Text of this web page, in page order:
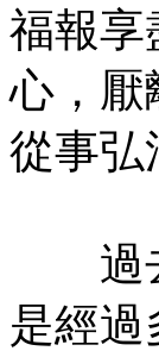
福報享
心，厭
從事弘
過去
是經過